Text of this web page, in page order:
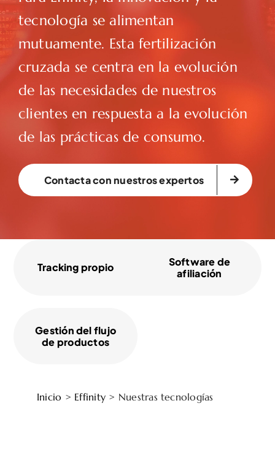
tecnología se alimentan
mutuamente. Esta fertilización
cruzada se centra en la evolución
de las necesidades de nuestros
clientes en respuesta a la evolución
de las prácticas de consumo.
Contacta con nuestros expertos
Tracking propio
Software de
afiliación
Gestión del flujo
de productos
Inicio > Effinity > Nuestras tecnologías